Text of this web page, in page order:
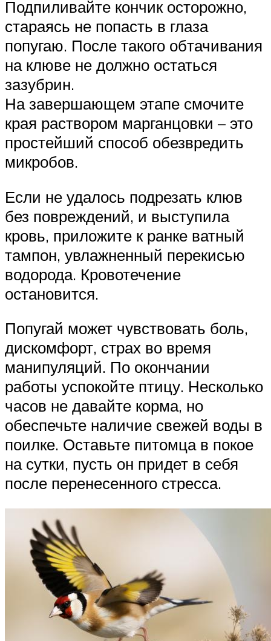
Подпиливайте кончик осторожно,
стараясь не попасть в глаза
попугаю. После такого обтачивания
на клюве не должно остаться
зазубрин.
На завершающем этапе смочите
края раствором марганцовки – это
простейший способ обезвредить
микробов.
Если не удалось подрезать клюв
без повреждений, и выступила
кровь, приложите к ранке ватный
тампон, увлажненный перекисью
водорода. Кровотечение
остановится.
Попугай может чувствовать боль,
дискомфорт, страх во время
манипуляций. По окончании
работы успокойте птицу. Несколько
часов не давайте корма, но
обеспечьте наличие свежей воды в
поилке. Оставьте питомца в покое
на сутки, пусть он придет в себя
после перенесенного стресса.